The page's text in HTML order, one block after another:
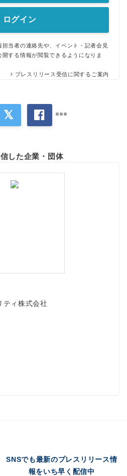
ログイン
当者の連絡先や、イベント・記者会見
する情報が閲覧できるようになりま
プレスリリース受信に関するご案内
した企業・団体
ティ株式会社
SNSでも最新のプレスリリース情
報をいち早く配信中